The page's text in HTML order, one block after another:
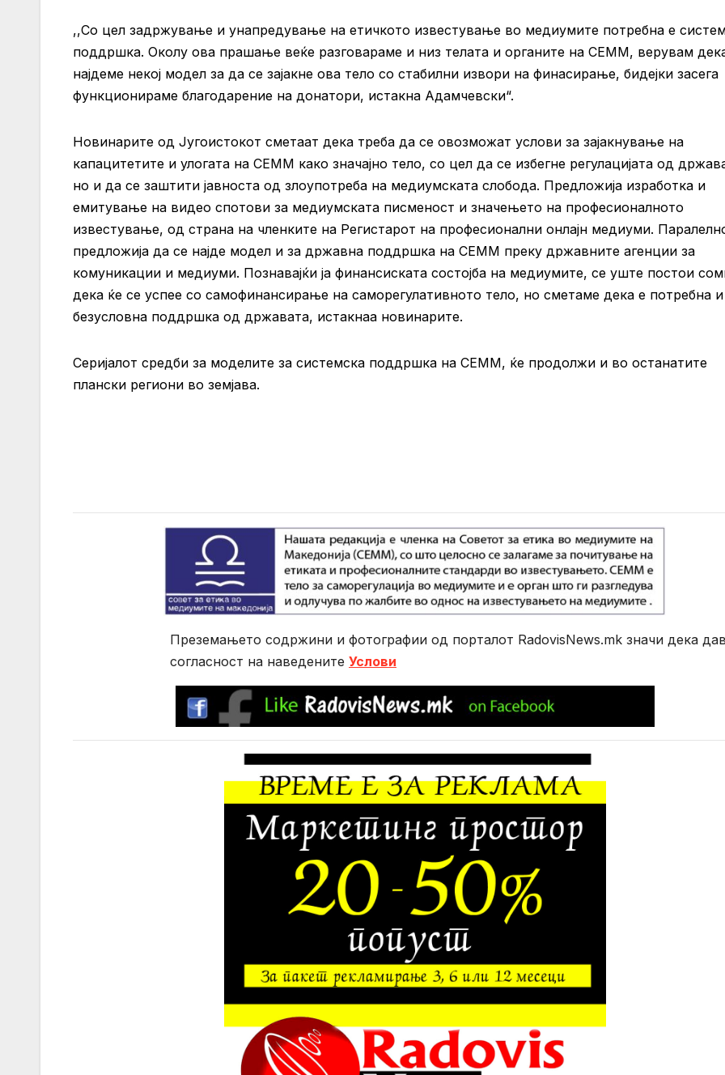
,,Со цел задржување и унапредување на етичкото известување во медиумите потребна е
поддршка. Околу ова прашање веќе разговараме и низ телата и органите на СЕММ, верувам
најдеме некој модел за да се зајакне ова тело со стабилни извори на финасирање, бидејки засега
функционираме благодарение на донатори, истакна Адамчевски“.
Новинарите од Југоистокот сметаат дека треба да се овозможат услови за зајакнување на
капацитетите и улогата на СЕММ како значајно тело, со цел да се избегне регулацијата од
но и да се заштити јавноста од злоупотреба на медиумската слобода. Предложија изработка и
емитување на видео спотови за медиумската писменост и значењето на професионалното
известување, од страна на членките на Регистарот на професионални онлајн медиуми.
предложија да се најде модел и за државна поддршка на СЕММ преку државните агенции за
комуникации и медиуми. Познавајќи ја финансиската состојба на медиумите, се уште постои
дека ќе се успее со самофинансирање на саморегулативното тело, но сметаме дека е потребна и
безусловна поддршка од државата, истакнаа новинарите.
Серијалот средби за моделите за системска поддршка на СЕММ, ќе продолжи и во останатите
плански региони во земјава.
Преземањето содржини и фотографии од порталот RadovisNews.mk значи дека
согласност на нaведените Услови